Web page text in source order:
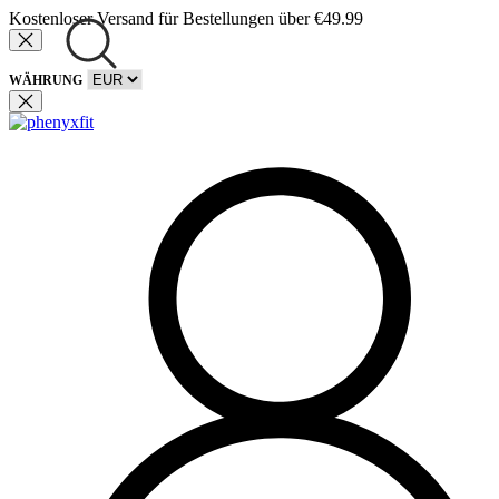
Kostenloser Versand für Bestellungen über €49.99
WÄHRUNG